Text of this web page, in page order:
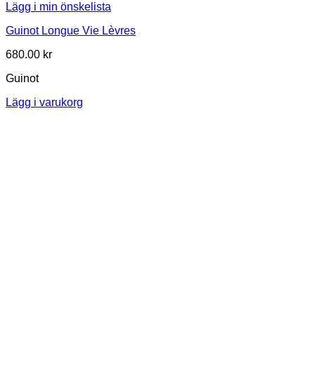
Lägg i min önskelista
Guinot Longue Vie Lèvres
680.00 kr
Guinot
Lägg i varukorg